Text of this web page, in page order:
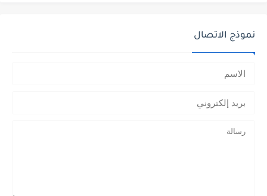
نموذج الاتصال